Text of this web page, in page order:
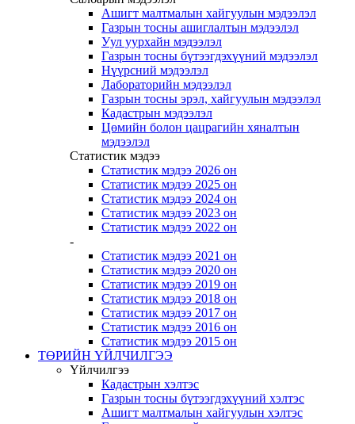
Ашигт малтмалын хайгуулын мэдээлэл
Газрын тосны ашиглалтын мэдээлэл
Уул уурхайн мэдээлэл
Газрын тосны бүтээгдэхүүний мэдээлэл
Нүүрсний мэдээлэл
Лабораторийн мэдээлэл
Газрын тосны эрэл, хайгуулын мэдээлэл
Кадастрын мэдээлэл
Цөмийн болон цацрагийн хяналтын
мэдээлэл
Статистик мэдээ
Статистик мэдээ 2026 он
Статистик мэдээ 2025 он
Статистик мэдээ 2024 он
Статистик мэдээ 2023 он
Статистик мэдээ 2022 он
-
Статистик мэдээ 2021 он
Статистик мэдээ 2020 он
Статистик мэдээ 2019 он
Статистик мэдээ 2018 он
Статистик мэдээ 2017 он
Статистик мэдээ 2016 он
Статистик мэдээ 2015 он
ТӨРИЙН ҮЙЛЧИЛГЭЭ
Үйлчилгээ
Кадастрын хэлтэс
Газрын тосны бүтээгдэхүүний хэлтэс
Ашигт малтмалын хайгуулын хэлтэс